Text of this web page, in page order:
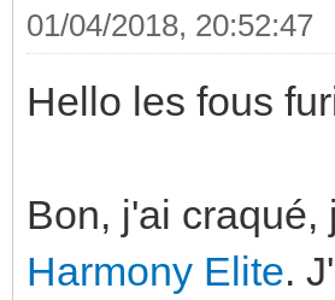
01/04/2018, 20:52:47
Hello les fous
Bon, j'ai
Harmony Elite.